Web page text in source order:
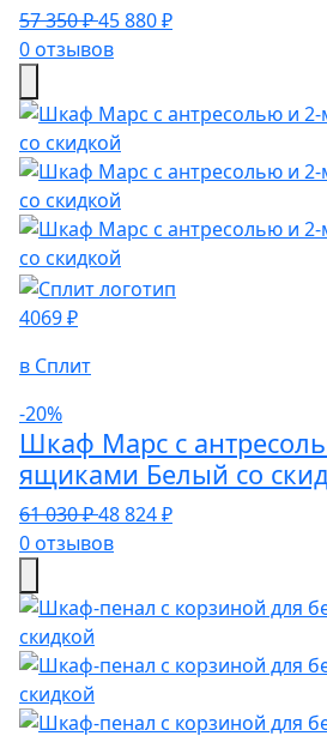
57 350 ₽45 880 ₽
0 отзывов
4069 ₽
в Сплит
-20%
Шкаф Марс с
ящиками Белый со
61 030 ₽48 824 ₽
0 отзывов